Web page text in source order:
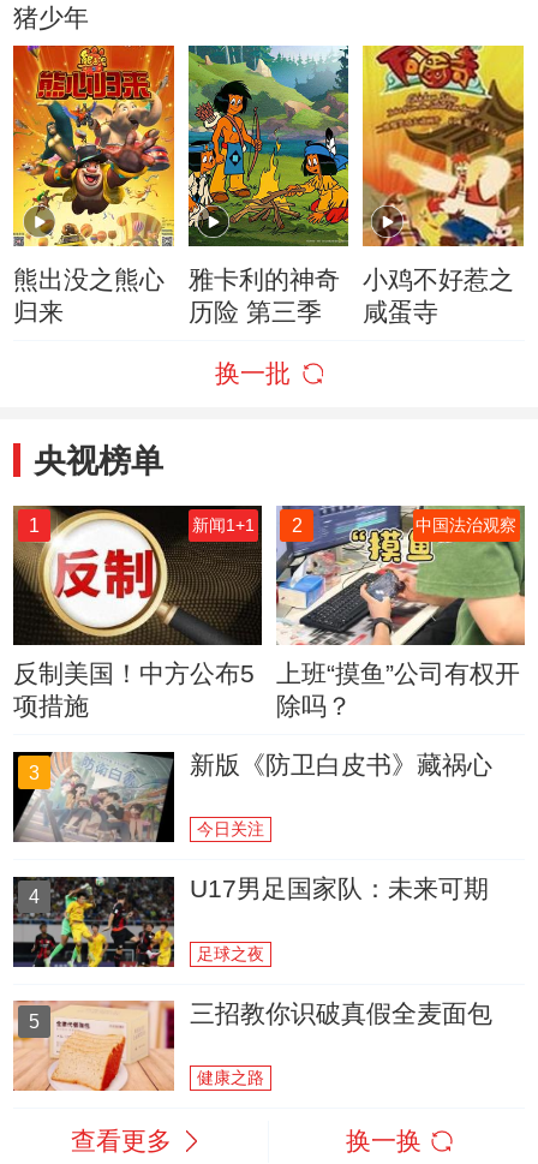
猪少年
熊出没之熊心
归来
雅卡利的神奇
历险 第三季
小鸡不好惹之
咸蛋寺
换一批
央视榜单
1 新闻1+1
反制美国！中方公布5
项措施
2 中国法治观察
上班“摸鱼”公司有权开
除吗？
3 新版《防卫白皮书》藏祸心
今日关注
4 U17男足国家队：未来可期
足球之夜
5 三招教你识破真假全麦面包
健康之路
查看更多 换一换